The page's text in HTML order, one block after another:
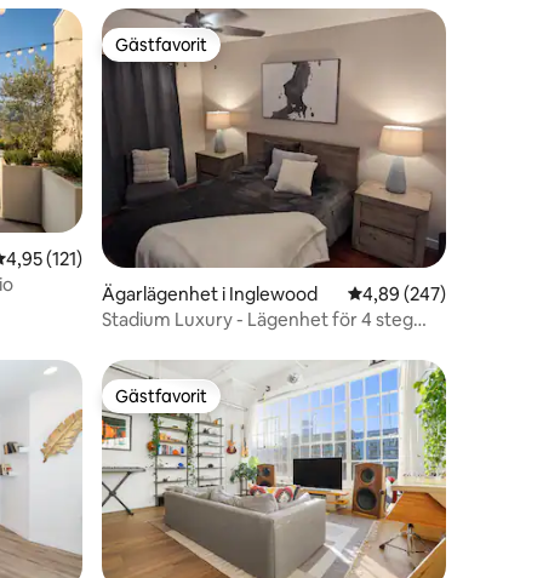
av 5 i genomsnittligt betyg, 121 omdömen
4,95 (121)
Gästfavorit
Gästfavorit
Ägarlägenhet i Inglewood 4,89 av 5 i
4,89 (247)
Stadium Luxury - Lägenhet för 4 steg
Gästfavorit
Gästfavorit